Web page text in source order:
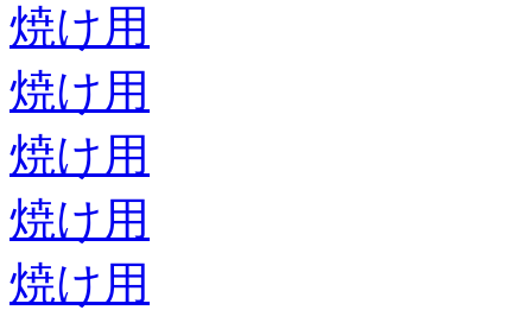
焼け用
焼け用
焼け用
焼け用
焼け用